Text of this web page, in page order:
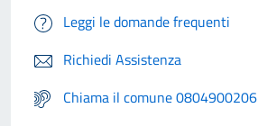
Leggi le domande frequenti
Richiedi Assistenza
Chiama il comune 0804900206